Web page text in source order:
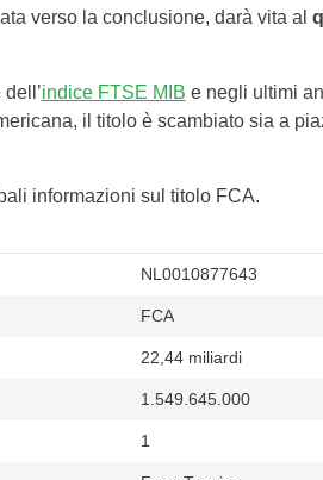
verso la conclusione, darà vita al
indice FTSE MIB e negli ultimi
il titolo è scambiato sia a
informazioni sul titolo FCA.
NL0010877643
FCA
22,44 miliardi
1.549.645.000
1